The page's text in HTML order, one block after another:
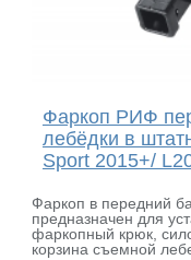
Фаркоп РИФ
лебёдки в
Sport 2015+/
Фаркоп в передний
предназначен для
фаркопный крюк,
корзина съемной